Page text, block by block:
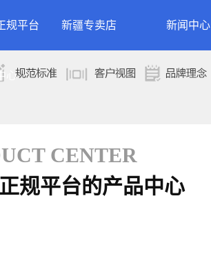
规平台
心
新疆专卖店 新闻中心
CENTER
规平台的产品中心